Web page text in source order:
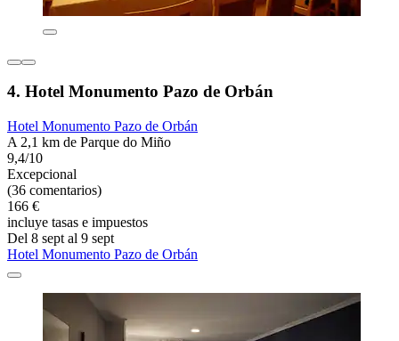
4. Hotel Monumento Pazo de Orbán
Hotel Monumento Pazo de Orbán
A 2,1 km de Parque do Miño
9,4/10
Excepcional
(36 comentarios)
166 €
incluye tasas e impuestos
Del 8 sept al 9 sept
Hotel Monumento Pazo de Orbán